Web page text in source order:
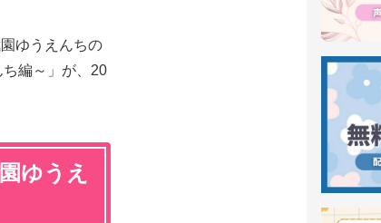
ゆうえんちの
編～」が、20
ゆうえ